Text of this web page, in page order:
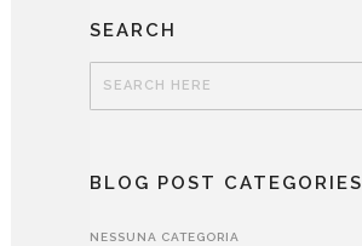
SEARCH
BLOG POST CATEGORIES
NESSUNA CATEGORIA